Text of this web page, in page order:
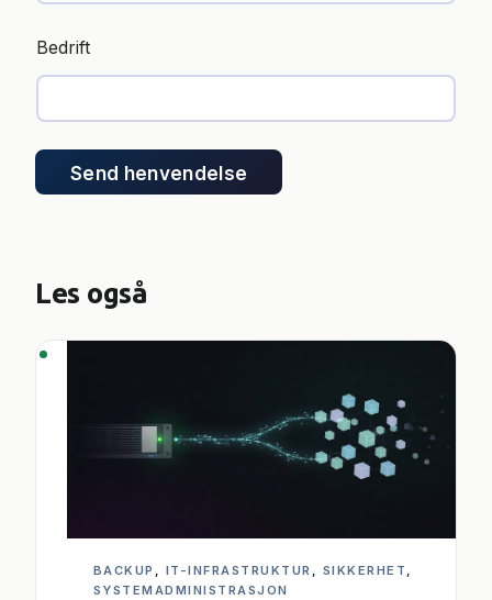
n
Bedrift
Send henvendelse
Les også
BACKUP , IT-INFRASTRUKTUR , SIKKERHET
SYSTEMADMINISTRASJON